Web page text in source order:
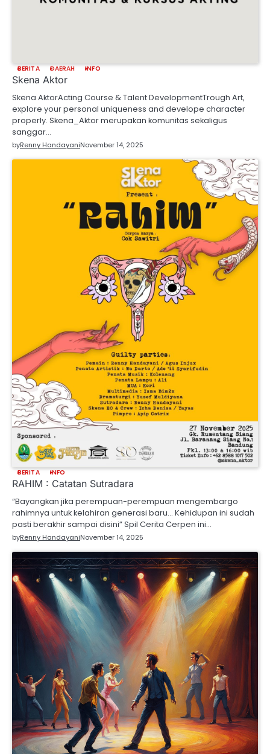
BERITA DAERAH INFO
Skena Aktor
Skena AktorActing Course & Talent DevelopmentTrough Art,
explore your personal uniqueness and develope character
properly. Skena_Aktor merupakan komunitas sekaligus
sanggar…
byRenny HandayaniNovember 14, 2025
BERITA INFO
RAHIM : Catatan Sutradara
“Bayangkan jika perempuan-perempuan mengembargo
rahimnya untuk kelahiran generasi baru… Kehidupan ini sudah
pasti berakhir sampai disini” Spil Cerita Cerpen ini…
byRenny HandayaniNovember 14, 2025